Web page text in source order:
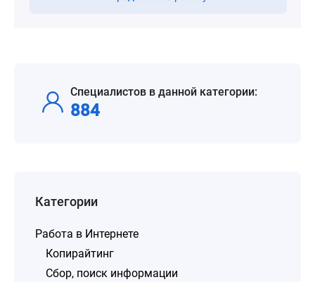
Специалистов в данной категории:
884
Категории
Работа в Интернете
Копирайтинг
Сбор, поиск информации